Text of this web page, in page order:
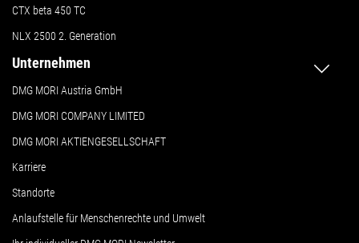
CTX beta 450 TC
NLX 2500 2. Generation
Unternehmen
DMG MORI Austria GmbH
DMG MORI COMPANY LIMITED
DMG MORI AKTIENGESELLSCHAFT
Karriere
Standorte
Anlaufstelle für Menschenrechte und Umwelt